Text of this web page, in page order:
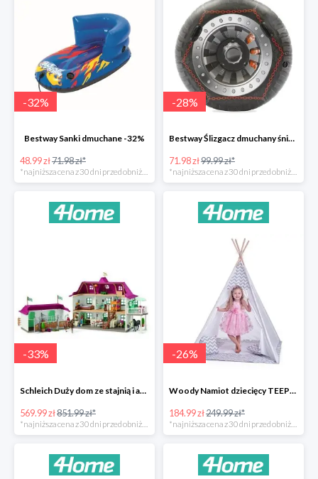
-32%
Bestway Sanki dmuchane -32%
48.99 zł71.98 zł*
*najniższa cena z 30 dni przed obniżką
-28%
Bestway Ślizgacz dmuchany śniegowy H2OGO -28%
71.98 zł99.99 zł*
*najniższa cena z 30 dni przed obniżką
-33%
Schleich Duży dom ze stajnią i akcesoriami -33%
569.99 zł851.99 zł*
-26%
Woody Namiot dziecięcy TEEPEE -26%
184.99 zł249.99 zł*